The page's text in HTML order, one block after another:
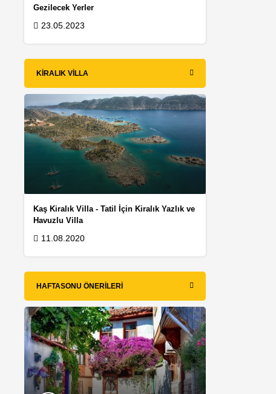
Gezilecek Yerler
23.05.2023
KIRALIK VILLA
Kaş Kiralık Villa - Tatil İçin Kiralık Yazlık ve
Havuzlu Villa
11.08.2020
HAFTASONU ÖNERILERI